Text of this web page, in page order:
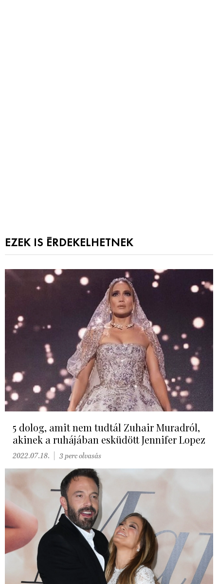
EZEK IS ÉRDEKELHETNEK
5 dolog, amit nem tudtál Zuhair Muradról,
akinek a ruhájában esküdött Jennifer Lopez
2022.07.18. 3 perc olvasás